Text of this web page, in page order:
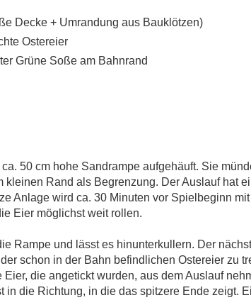
Decke + Umrandung aus Bauklötzen)
Ostereier
Grüne Soße am Bahnrand
50 cm hohe Sandrampe aufgehäuft. Sie
Rand als Begrenzung. Der Auslauf hat
Anlage wird ca. 30 Minuten vor Spielbeginn
Eier möglichst weit rollen.
Rampe und lässt es hinunterkullern. Der
schon in der Bahn befindlichen Ostereier zu
die angetickt wurden, aus dem Auslauf
in die Richtung, in die das spitzere Ende zeigt.